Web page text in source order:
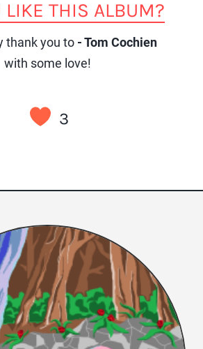
LIKE THIS ALBUM?
thank you to - Tom Cochien
with some love!
3